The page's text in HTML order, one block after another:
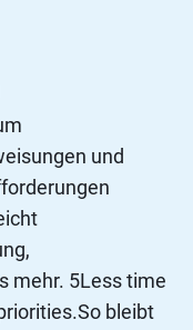
und
mehr. 5Less time
bleibt